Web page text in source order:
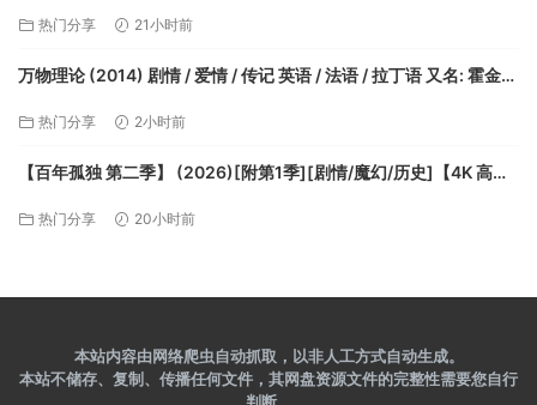
热门分享 21小时前
万物理论 (2014) 剧情 / 爱情 / 传记 英语 / 法语 / 拉丁语 又名: 霍金：
热门分享 2小时前
【百年孤独 第二季】 (2026)[附第1季][剧情/魔幻/历史]【4K 高码
热门分享 20小时前
本站内容由网络爬虫自动抓取，以非人工方式自动生成。
本站不储存、复制、传播任何文件，其网盘资源文件的完整性需要您自行